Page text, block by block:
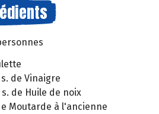
s. de Vinaigre
s. de Huile de noix
Moutarde à l'ancienne